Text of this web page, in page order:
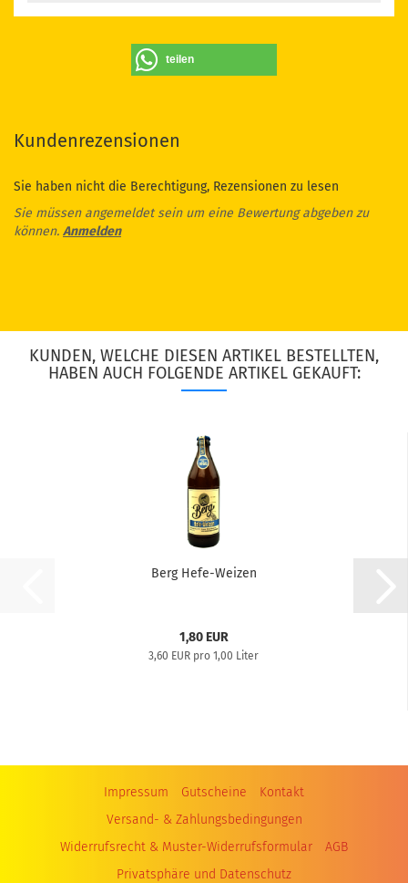
teilen
Kundenrezensionen
Sie haben nicht die Berechtigung, Rezensionen zu lesen
Sie müssen angemeldet sein um eine Bewertung abgeben zu
können. Anmelden
KUNDEN, WELCHE DIESEN ARTIKEL BESTELLTEN,
HABEN AUCH FOLGENDE ARTIKEL GEKAUFT:
Berg Hefe-Weizen
1,80 EUR
3,60 EUR pro 1,00 Liter
Impressum Gutscheine
Kontakt
Versand- & Zahlungsbedingungen
Widerrufsrecht & Muster-Widerrufsformular
AGB
Privatsphäre und Datenschutz